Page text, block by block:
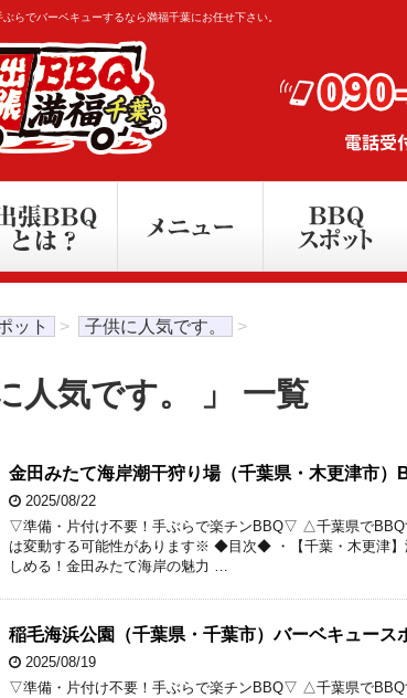
らでバーベキューするなら満福千葉にお任せ下さい。
ット > 子供に人気です。 >
人気です。 」 一覧
金田みたて海岸潮干狩り場（千葉県・木更津市）
2025/08/22
▽準備・片付け不要！手ぶらで楽チンBBQ▽ △千葉県で
は変動する可能性があります※ ◆目次◆ ・【千葉・木更津】
しめる！金田みたて海岸の魅力 …
稲毛海浜公園（千葉県・千葉市）バーベキュース
2025/08/19
▽準備・片付け不要！手ぶらで楽チンBBQ▽ △千葉県で